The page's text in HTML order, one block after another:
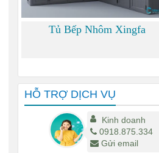
Tủ Bếp Nhôm Xingfa
0 đ
HỖ TRỢ DỊCH VỤ
Kinh doanh
0918.875.334
Gửi email